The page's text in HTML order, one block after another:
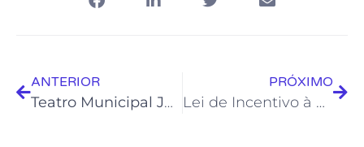
ANTERIOR
Teatro Municipal Joel Barcellos apresenta comediante Paulinho Serra
PRÓXIMO
Lei de Incentivo à Cultura está com inscrições abertas